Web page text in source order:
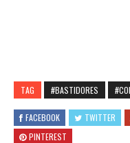
TAG #BASTIDORES
FACEBOOK TWITTER
PINTEREST